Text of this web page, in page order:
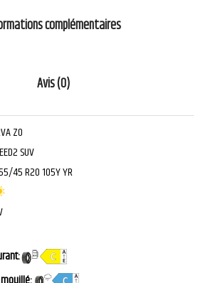
complémentaires
Avis (0)
ZO
SUV
45 R20 105Y YR